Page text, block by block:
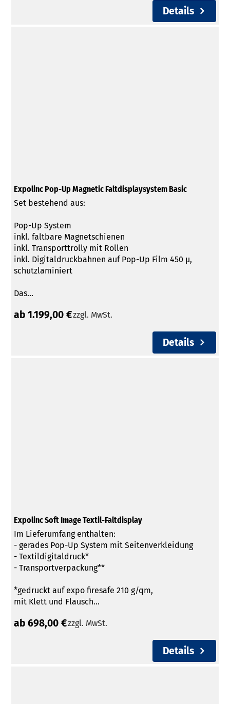
Details
Expolinc Pop-Up Magnetic Faltdisplaysystem Basic
Set bestehend aus:
Pop-Up System
inkl. faltbare Magnetschienen
inkl. Transporttrolly mit Rollen
inkl. Digitaldruckbahnen auf Pop-Up Film 450 µ,
schutzlaminiert
Das...
ab 1.199,00 €zzgl. MwSt.
Details
Expolinc Soft Image Textil-Faltdisplay
Im Lieferumfang enthalten:
- gerades Pop-Up System mit Seitenverkleidung
- Textildigitaldruck*
- Transportverpackung**
*gedruckt auf expo firesafe 210 g/qm,
mit Klett und Flausch...
ab 698,00 €zzgl. MwSt.
Details